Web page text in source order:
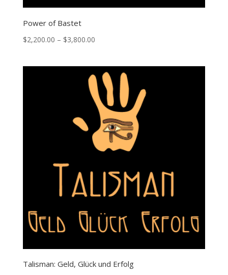
Power of Bastet
$2,200.00 – $3,800.00Price
through
$3,800.00
Talisman: Geld, Glück und Erfolg